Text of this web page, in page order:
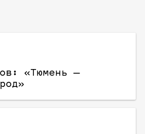
«Тюмень —